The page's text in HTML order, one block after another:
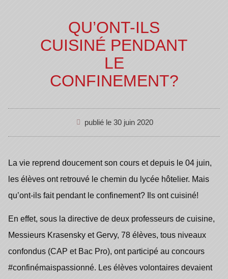
QU’ONT-ILS
CUISINÉ PENDANT
LE
CONFINEMENT?
publié le 30 juin 2020
La vie reprend doucement son cours et depuis le 04 juin,
les élèves ont retrouvé le chemin du lycée hôtelier. Mais
qu’ont-ils fait pendant le confinement? Ils ont cuisiné!
En effet, sous la directive de deux professeurs de cuisine,
Messieurs Krasensky et Gervy, 78 élèves, tous niveaux
confondus (CAP et Bac Pro), ont participé au concours
#confinémaispassionné. Les élèves volontaires devaient